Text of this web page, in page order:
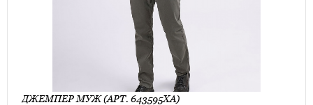
ДЖЕМПЕР МУЖ (АРТ. 643595ХА)